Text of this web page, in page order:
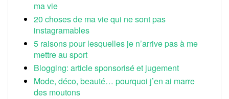
ma vie
20 choses de ma vie qui ne sont pas
instagramables
5 raisons pour lesquelles je n’arrive pas à me
mettre au sport
Blogging: article sponsorisé et jugement
Mode, déco, beauté… pourquoi j’en ai marre
des moutons